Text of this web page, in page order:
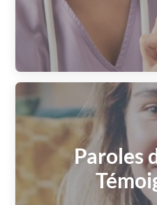
Paroles